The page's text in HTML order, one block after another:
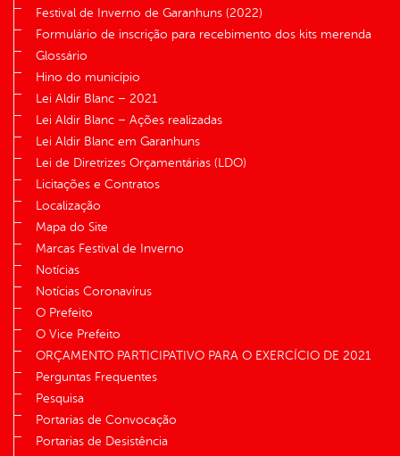
Festival de Inverno de Garanhuns (2022)
Formulário de inscrição para recebimento dos kits merenda
Glossário
Hino do município
Lei Aldir Blanc – 2021
Lei Aldir Blanc – Ações realizadas
Lei Aldir Blanc em Garanhuns
Lei de Diretrizes Orçamentárias (LDO)
Licitações e Contratos
Localização
Mapa do Site
Marcas Festival de Inverno
Notícias
Notícias Coronavírus
O Prefeito
O Vice Prefeito
ORÇAMENTO PARTICIPATIVO PARA O EXERCÍCIO DE 2021
Perguntas Frequentes
Pesquisa
Portarias de Convocação
Portarias de Desistência